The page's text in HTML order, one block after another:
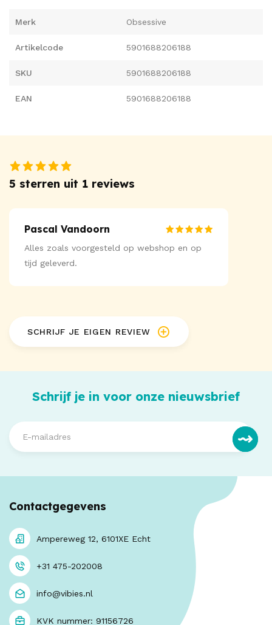
Merk Obsessive
Artikelcode 5901688206188
SKU 5901688206188
EAN 5901688206188
5 sterren uit 1 reviews
Pascal Vandoorn
Alles zoals voorgesteld op webshop en op
tijd geleverd.
SCHRIJF JE EIGEN REVIEW
Schrijf je in voor onze nieuwsbrief
Contactgegevens
Ampereweg 12, 6101XE Echt
+31 475-202008
info@vibies.nl
KVK nummer: 91156726